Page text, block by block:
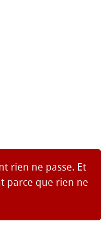
rien ne passe. Et
parce que rien ne